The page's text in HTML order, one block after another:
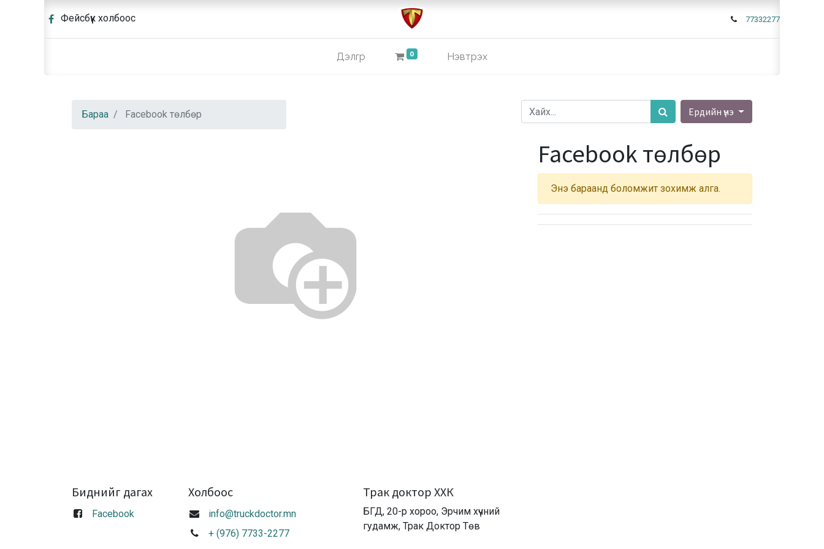
Фейсбүүк холбоос 77332277
Дэлгүүр 0 Нэвтрэх
Бараа Facebook төлбөр Ердийн үнэ
Facebook төлбөр
Энэ бараанд боломжит зохимж алга.
Биднийг дагах
Facebook
Холбоос
info@truckdoctor.mn
+ (976) 7733-2277
Трак доктор ХХК
БГД, 20-р хороо, Эрчим хүчний
гудамж, Трак Доктор Төв